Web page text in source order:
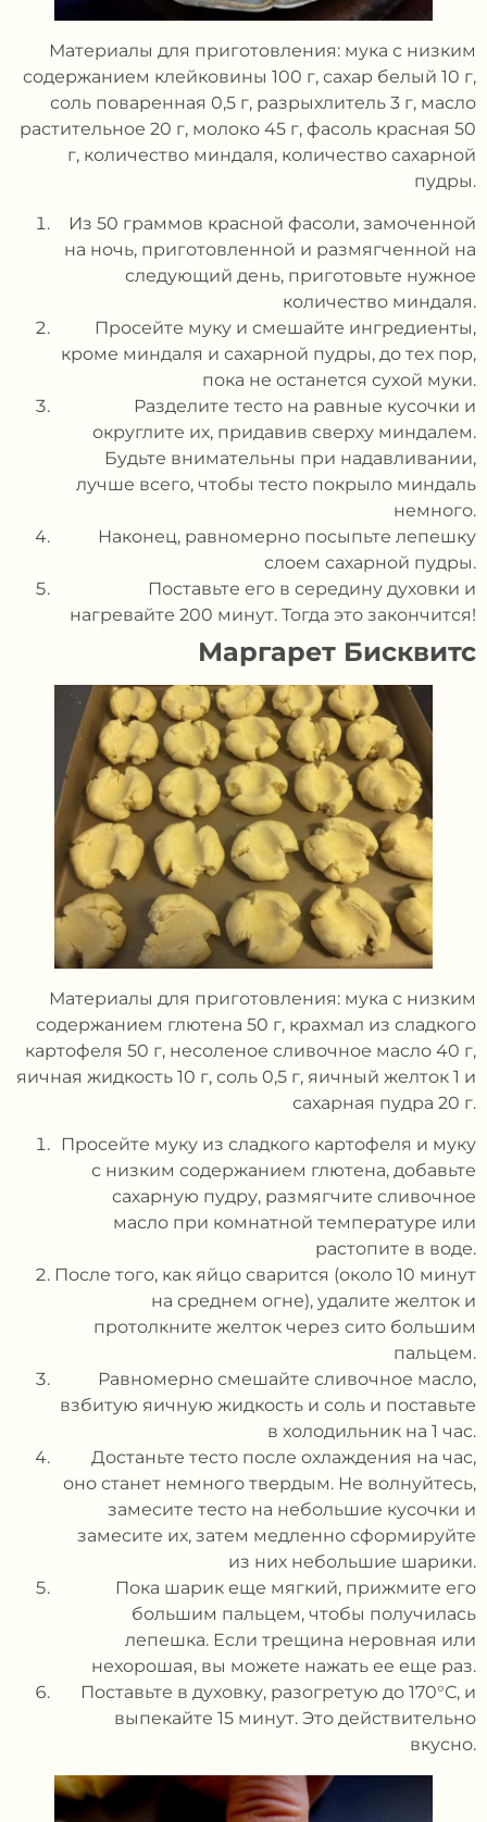
Материалы для приготовления: мука с низким
содержанием клейковины 100 г, сахар белый 10 г,
соль поваренная 0,5 г, разрыхлитель 3 г, масло
растительное 20 г, молоко 45 г, фасоль красная 50
г, количество миндаля, количество сахарной
пудры.
Из 50 граммов красной фасоли, замоченной
на ночь, приготовленной и размягченной на
следующий день, приготовьте нужное
количество миндаля.
Просейте муку и смешайте ингредиенты,
кроме миндаля и сахарной пудры, до тех пор,
пока не останется сухой муки.
Разделите тесто на равные кусочки и
округлите их, придавив сверху миндалем.
Будьте внимательны при надавливании,
лучше всего, чтобы тесто покрыло миндаль
немного.
Наконец, равномерно посыпьте лепешку
слоем сахарной пудры.
Поставьте его в середину духовки и
нагревайте 200 минут. Тогда это закончится!
Маргарет Бисквитс
Материалы для приготовления: мука с низким
содержанием глютена 50 г, крахмал из сладкого
картофеля 50 г, несоленое сливочное масло 40 г,
яичная жидкость 10 г, соль 0,5 г, яичный желток 1 и
сахарная пудра 20 г.
Просейте муку из сладкого картофеля и муку
с низким содержанием глютена, добавьте
сахарную пудру, размягчите сливочное
масло при комнатной температуре или
растопите в воде.
После того, как яйцо сварится (около 10 минут
на среднем огне), удалите желток и
протолкните желток через сито большим
пальцем.
Равномерно смешайте сливочное масло,
взбитую яичную жидкость и соль и поставьте
в холодильник на 1 час.
Достаньте тесто после охлаждения на час,
оно станет немного твердым. Не волнуйтесь,
замесите тесто на небольшие кусочки и
замесите их, затем медленно сформируйте
из них небольшие шарики.
Пока шарик еще мягкий, прижмите его
большим пальцем, чтобы получилась
лепешка. Если трещина неровная или
нехорошая, вы можете нажать ее еще раз.
Поставьте в духовку, разогретую до 170°С, и
выпекайте 15 минут. Это действительно
вкусно.